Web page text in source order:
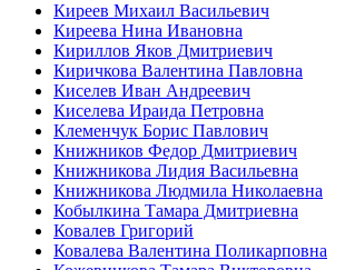
Киреев Михаил Васильевич
Киреева Нина Ивановна
Кириллов Яков Дмитриевич
Киричкова Валентина Павловна
Киселев Иван Андреевич
Киселева Ираида Петровна
Клеменчук Борис Павлович
Книжников Федор Дмитриевич
Книжникова Лидия Васильевна
Книжникова Людмила Николаевна
Кобылкина Тамара Дмитриевна
Ковалев Григорий
Ковалева Валентина Поликарповна